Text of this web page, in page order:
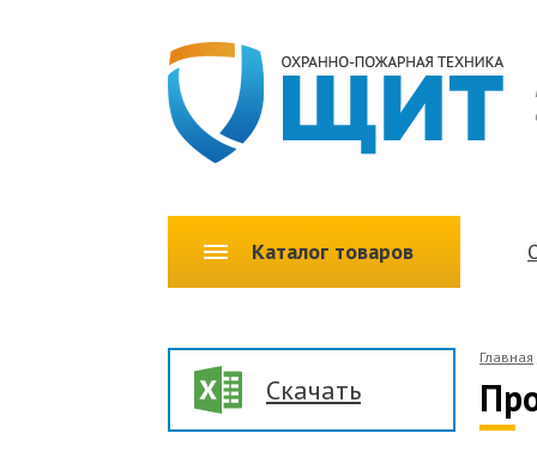
Каталог товаров
Главная
Скачать